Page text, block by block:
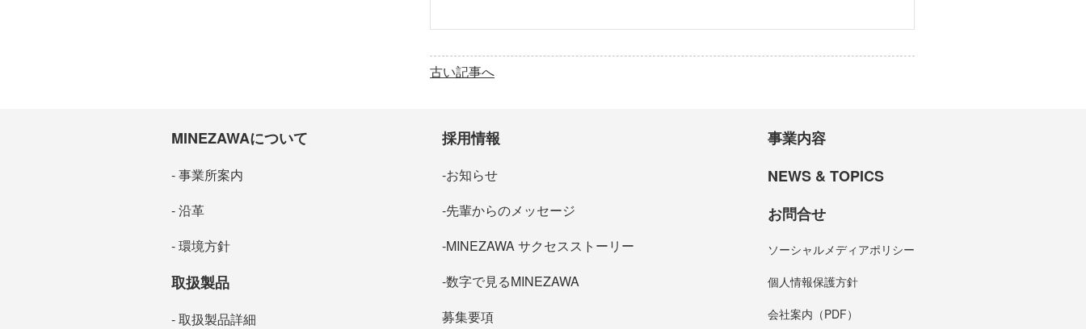
古い記事へ
MINEZAWAについて
事業所案内
沿革
環境方針
取扱製品
取扱製品詳細
採用情報
お知らせ
先輩からのメッセージ
MINEZAWA サクセスストーリー
数字で見るMINEZAWA
募集要項
事業内容
NEWS & TOPICS
お問合せ
ソーシャルメディアポリシー
個人情報保護方針
会社案内（PDF）